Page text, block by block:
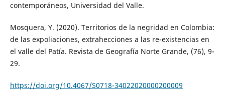
contemporáneos, Universidad del Valle.
Mosquera, Y. (2020). Territorios de la negridad en Colombia:
de las expoliaciones, extrahecciones a las re-existencias en
el valle del Patía. Revista de Geografía Norte Grande, (76), 9-
29.
https://doi.org/10.4067/S0718-34022020000200009